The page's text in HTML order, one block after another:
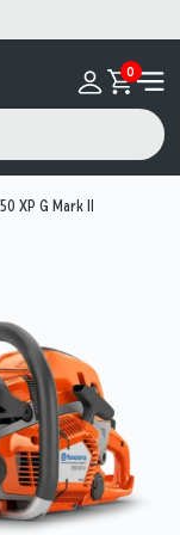
0
XP G Mark II